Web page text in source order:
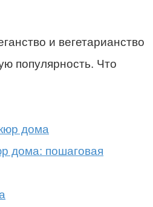
и вегетарианство
популярность. Что
дома: пошаговая